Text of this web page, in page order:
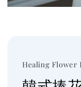
Healing Flower